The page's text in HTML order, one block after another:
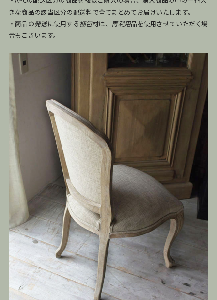
きな商品の該当区分の配送料で全てまとめてお届けいたします。
・商品の発送に使用する梱包材は、 再利用品を使用させていただく場
合もございます。